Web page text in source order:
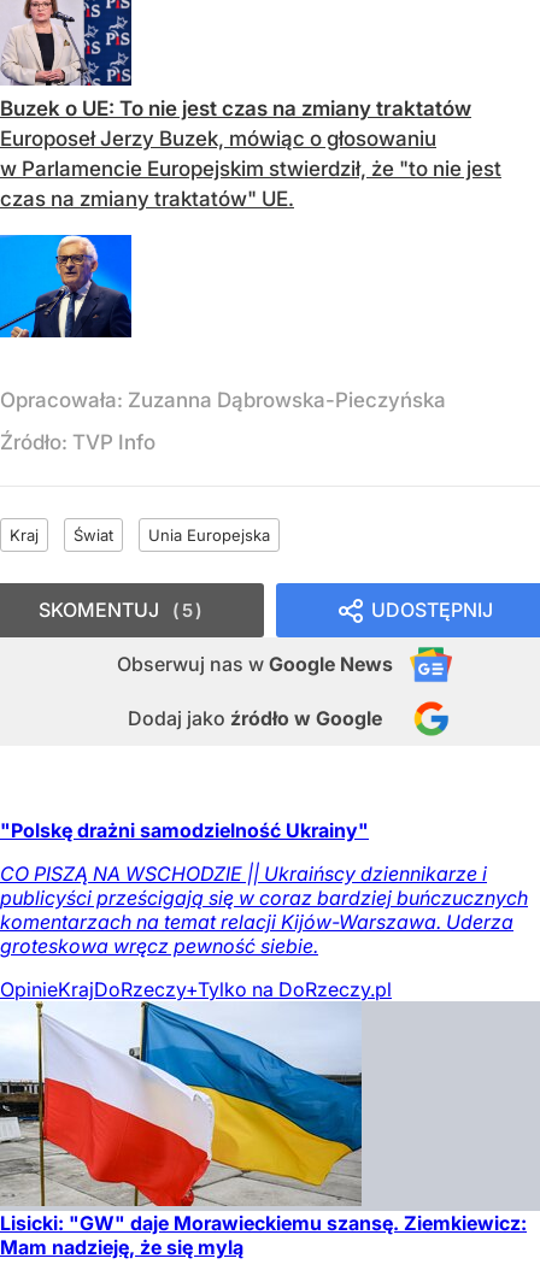
Buzek o UE: To nie jest czas na zmiany traktatów
Europoseł Jerzy Buzek, mówiąc o głosowaniu
w Parlamencie Europejskim stwierdził, że "to nie jest
czas na zmiany traktatów" UE.
Opracowała: Zuzanna Dąbrowska-Pieczyńska
Źródło: TVP Info
Kraj Świat Unia Europejska
UDOSTĘPNIJ
Obserwuj nas w Google News
Dodaj jako źródło w Google
SKOMENTUJ 5
"Polskę drażni samodzielność Ukrainy"
CO PISZĄ NA WSCHODZIE || Ukraińscy dziennikarze i
publicyści prześcigają się w coraz bardziej buńczucznych
komentarzach na temat relacji Kijów-Warszawa. Uderza
groteskowa wręcz pewność siebie.
OpinieKrajDoRzeczy+Tylko na DoRzeczy.pl
Lisicki: "GW" daje Morawieckiemu szansę. Ziemkiewicz:
Mam nadzieję, że się mylą